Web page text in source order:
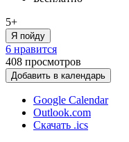
5+
Я пойду
6 нравится
408 просмотров
Добавить в календарь
Google Calendar
Outlook.com
Скачать .ics